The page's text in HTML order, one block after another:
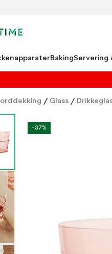
BakingServering
/ Glass /
-37%